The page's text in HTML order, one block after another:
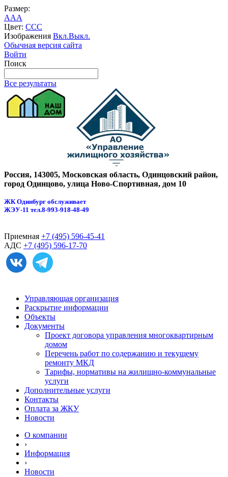
Размер:
AAA
Цвет: CCC
Изображения Вкл.Выкл.
Обычная версия сайта
Войти
Поиск
Все результаты
Россия, 143005, Московская область, Одинцовский район,
город Одинцово, улица Ново-Спортивная, дом 10
ЖК Одинбург обслуживает
ЖЭУ-11 тел.8-993-918-48-49
Приемная +7 (495) 596-45-41
АДС +7 (495) 596-17-70
Управляющая организация
Раскрытие информации
Объекты
Документы
Проект договора управления многоквартирным
домом
Перечень работ по содержанию и текущему
ремонту МКД
Тарифы, нормативы на жилищно-коммунальные
услуги
Дополнительные услуги
Контакты
Оплата за ЖКУ
Новости
О компании
›
Информация
›
Новости